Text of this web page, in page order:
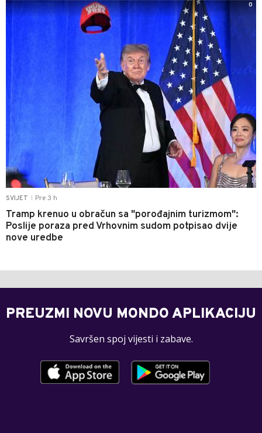
SVIJET Pre 3 h
Tramp krenuo u obračun sa "porođajnim turizmom":
Poslije poraza pred Vrhovnim sudom potpisao dvije
nove uredbe
0
PREUZMI NOVU MONDO APLIKACIJU
Savršen spoj vijesti i zabave.